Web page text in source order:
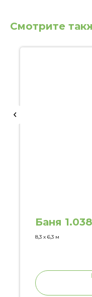
Смотрите
Баня
8,3 х 6,3 м